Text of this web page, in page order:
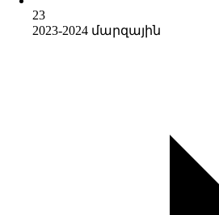
23
2023-2024 մարզային